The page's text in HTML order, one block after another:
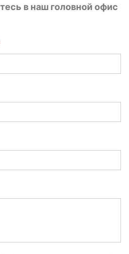
в наш головной офис